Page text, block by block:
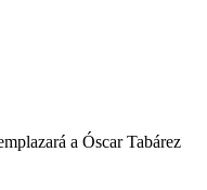
a Óscar Tabárez